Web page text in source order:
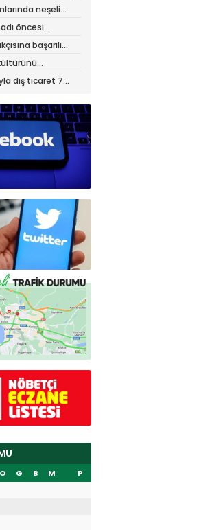
neşeli
öncesi
desteğibaşarılı
dış ticaret 7
O G B M
P